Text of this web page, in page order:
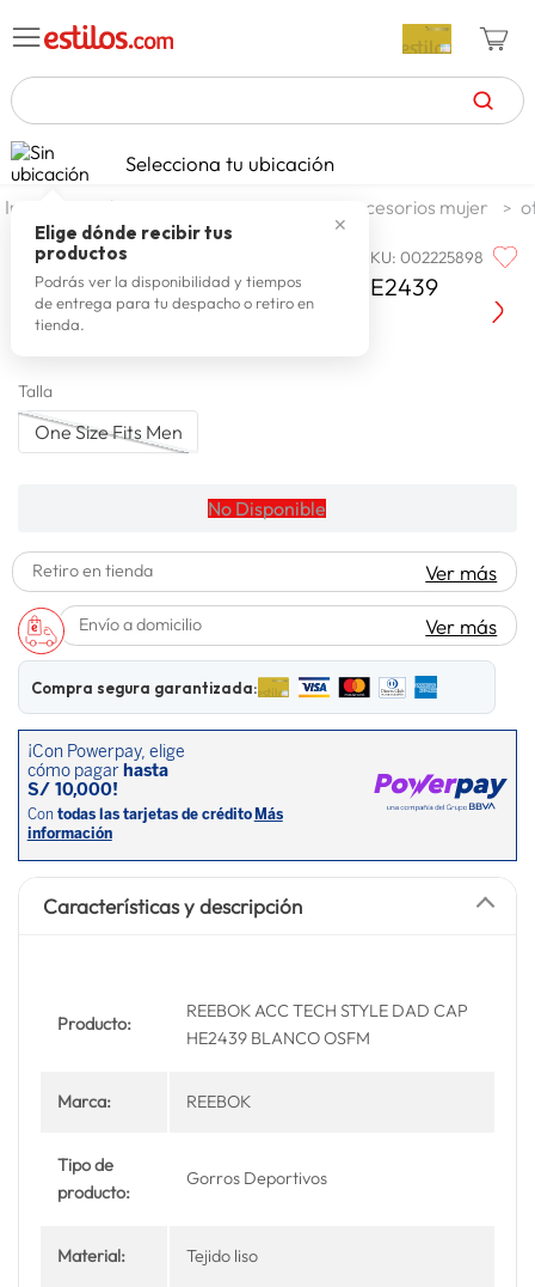
TÉRMINOS MÁS BUSCADOS
1. zapatillas mujer
2. celulares
3. zapatillas hombre
4. moda
6.
7. laptop
10. lavadora
Selecciona tu ubicación
✕
Elige dónde recibir tus
productos
Podrás ver la disponibilidad y tiempos
de entrega para tu despacho o retiro en
tienda.
moda y accesorios accesorios mujer
REEBOK SKU:002225898
Reebok Gorro Deportivo Unisex HE2439
Talla
One Size Fits Men
No Disponible
Retiro en tienda Ver más
Envío a domicilio Ver más
Compra segura garantizada:
Características y descripción
Producto:
REEBOK ACC TECH STYLE DAD CAP
HE2439 BLANCO OSFM
Marca: REEBOK
Tipo de
producto:
Gorros Deportivos
Material: Tejido liso